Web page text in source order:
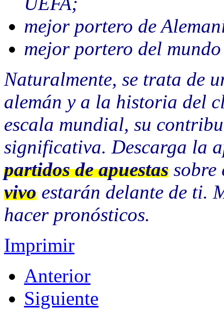
mejor portero de
mejor portero del mundo
Naturalmente, se trata de
alemán y a la historia del
escala mundial, su
significativa. Descarga la
partidos de apuestas sobre
vivo estarán delante de ti.
hacer pronósticos.
Imprimir
Anterior
Siguiente